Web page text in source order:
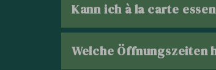
Kann ich à la carte
Welche Öffnungszeiten